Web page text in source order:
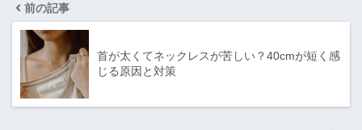
前の記事
首が太くてネックレスが苦しい？40cmが短く感
じる原因と対策